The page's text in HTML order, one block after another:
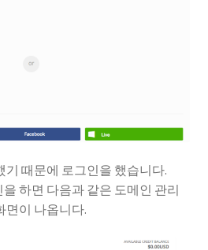
기 때문에 로그인을 했습니다.
하면 다음과 같은 도메인 관리
면이 나옵니다.